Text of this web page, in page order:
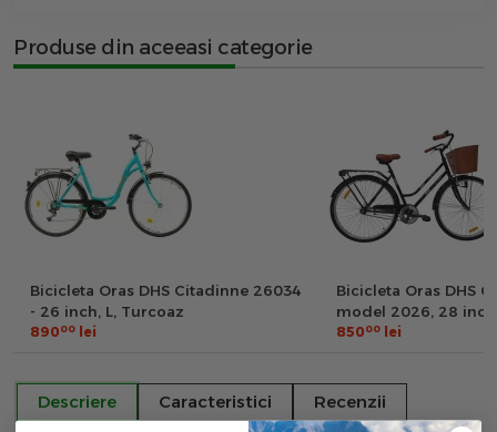
Produse din aceeasi categorie
Bicicleta Oras DHS Citadinne 26034
- 26 inch, L, Turcoaz
89000 lei
Bicicleta Oras DHS
model 2026, 28
85000 lei
Descriere Caracteristici Recenzii